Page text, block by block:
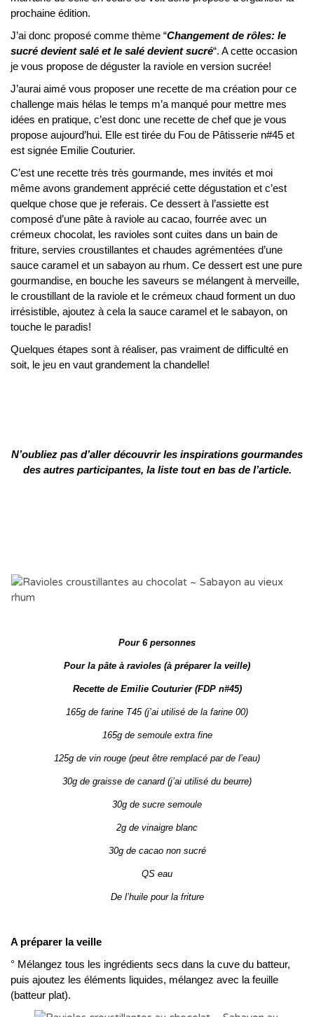
prochaine édition.
J’ai donc proposé comme thème “Changement de rôles: le
sucré devient salé et le salé devient sucré“. A cette occasion
je vous propose de déguster la raviole en version sucrée!
J’aurai aimé vous proposer une recette de ma création pour ce
challenge mais hélas le temps m’a manqué pour mettre mes
idées en pratique, c’est donc une recette de chef que je vous
propose aujourd’hui. Elle est tirée du Fou de Pâtisserie n#45 et
est signée Emilie Couturier.
C’est une recette très très gourmande, mes invités et moi
même avons grandement apprécié cette dégustation et c’est
quelque chose que je referais. Ce dessert à l’assiette est
composé d’une pâte à raviole au cacao, fourrée avec un
crémeux chocolat, les ravioles sont cuites dans un bain de
friture, servies croustillantes et chaudes agrémentées d’une
sauce caramel et un sabayon au rhum. Ce dessert est une pure
gourmandise, en bouche les saveurs se mélangent à merveille,
le croustillant de la raviole et le crémeux chaud forment un duo
irrésistible, ajoutez à cela la sauce caramel et le sabayon, on
touche le paradis!
Quelques étapes sont à réaliser, pas vraiment de difficulté en
soit, le jeu en vaut grandement la chandelle!
N’oubliez pas d’aller découvrir les inspirations gourmandes
des autres participantes, la liste tout en bas de l’article.
Pour 6 personnes
Pour la pâte à ravioles (à préparer la veille)
Recette de Emilie Couturier (FDP n#45)
165g de farine T45 (j’ai utilisé de la farine 00)
165g de semoule extra fine
125g de vin rouge (peut être remplacé par de l’eau)
30g de graisse de canard (j’ai utilisé du beurre)
30g de sucre semoule
2g de vinaigre blanc
30g de cacao non sucré
QS eau
De l’huile pour la friture
A préparer la veille
° Mélangez tous les ingrédients secs dans la cuve du batteur,
puis ajoutez les éléments liquides, mélangez avec la feuille
(batteur plat).